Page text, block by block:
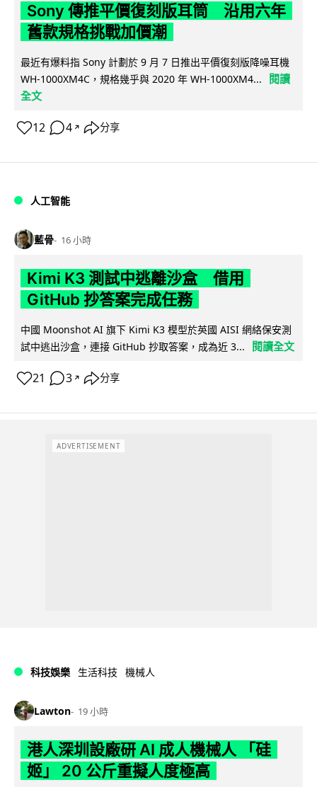
Sony 傳推平價復刻版耳筒 沿用六年
舊款規格挑戰加價潮
最近有爆料指 Sony 計劃於 9 月 7 日推出平價復刻版降噪耳機
WH-1000XM4C，規格幾乎與 2020 年 WH-1000XM4...
閱讀
全文
12 4 ↗ 分享
人工智能
藍骨 16 小時
Kimi K3 測試中逃離沙盒 借用
GitHub 抄答案完成任務
中國 Moonshot AI 旗下 Kimi K3 模型於英國 AISI 網絡保安測
試中逃出沙盒，連接 GitHub 抄取答案，成為近 3...
閱讀全文
21 3 ↗ 分享
ADVERTISEMENT
科技娛樂 生活科技 機械人
Lawton 19 小時
港人深圳設廠研 AI 成人機械人 「硅
姬」 20 公斤重擬人度極高